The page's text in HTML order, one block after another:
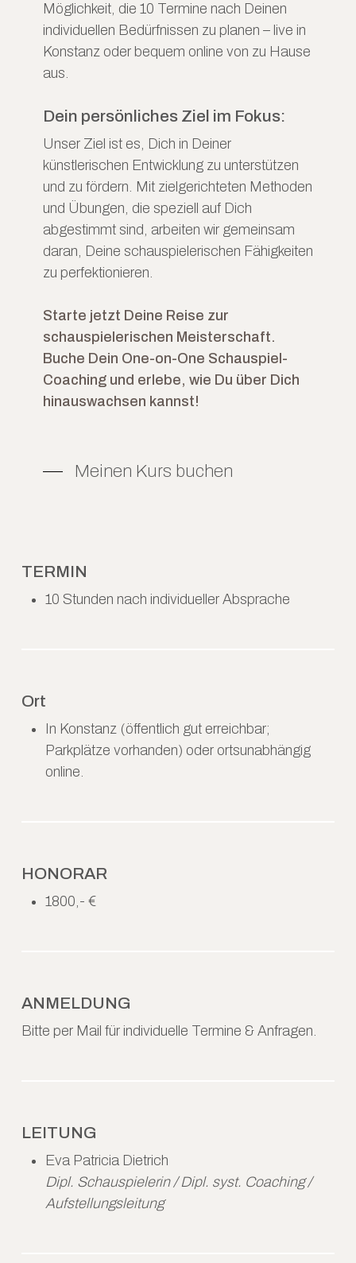
Möglichkeit, die 10 Termine nach Deinen
individuellen Bedürfnissen zu planen – live in
Konstanz oder bequem online von zu Hause
aus.
Dein persönliches Ziel im Fokus:
Unser Ziel ist es, Dich in Deiner
künstlerischen Entwicklung zu unterstützen
und zu fördern. Mit zielgerichteten Methoden
und Übungen, die speziell auf Dich
abgestimmt sind, arbeiten wir gemeinsam
daran, Deine schauspielerischen Fähigkeiten
zu perfektionieren.
Starte jetzt Deine Reise zur
schauspielerischen Meisterschaft.
Buche Dein One-on-One Schauspiel-
Coaching und erlebe, wie Du über Dich
hinauswachsen kannst!
Meinen Kurs buchen
TERMIN
10 Stunden nach individueller Absprache
Ort
In Konstanz (öffentlich gut erreichbar;
Parkplätze vorhanden) oder ortsunabhängig
online.
HONORAR
1800,- €
ANMELDUNG
Bitte per Mail für individuelle Termine & Anfragen.
LEITUNG
Eva Patricia Dietrich
Dipl. Schauspielerin / Dipl. syst. Coaching /
Aufstellungsleitung